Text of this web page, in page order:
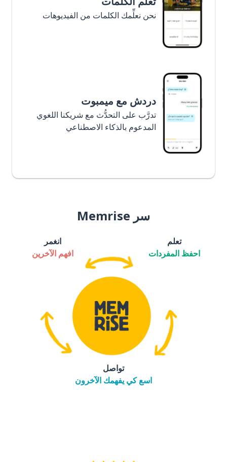
نحن نعلِّمك الكلمات من الفيديوهات
دردش مع ميمبوت
تدرَّب على التحدُّث مع شريكنا اللغوي
المدعوم بالذكاء الاصطناعي
سر Memrise
تعلم
احفظ المفردات
انغمر
افهم الآخرين
تواصل
اسع كي يفهمك الآخرون